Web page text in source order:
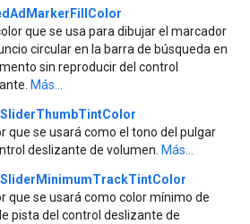
que se usa para dibujar el marcador
circular en la barra de búsqueda en
sin reproducir del control
Más...
que se usará como el tono del pulgar
deslizante de volumen. Más...
que se usará como color mínimo de
pista del control deslizante de